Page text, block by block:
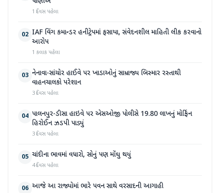
1 દિવસ પહેલા
02 IAF વિંગ કમાન્ડર હનીટ્રેપમાં ફસાયા, સંવેદનશીલ માહિતી લીક કરવાનો
આરોપ
1 કલાક પહેલા
03 નેનાવા-સાંચોર હાઈવે પર ખાડાઓનું સામ્રાજ્ય બિસ્માર રસ્તાથી
વાહનચાલકો પરેશાન
3 દિવસ પહેલા
04 પાલનપુર-ડીસા હાઇવે પર એસઓજી પોલીસે 19.80 લાખનું મોર્ફિન
હિરોઈન ઝડપી પાડ્યું
3 દિવસ પહેલા
05 ચાંદીના ભાવમાં વધારો, સોનું પણ મોંઘુ થયું
4 દિવસ પહેલા
06 આજે આ રાજ્યોમાં ભારે પવન સાથે વરસાદની આગાહી